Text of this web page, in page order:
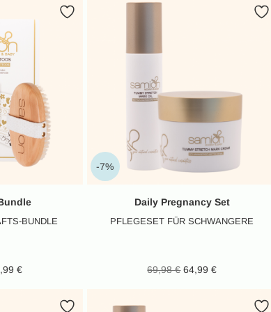
23,99 €.
63,99 €.
BUNDLE
Preis
€
70,99 €.
-7%
Daily Pregnancy Set
PFLEGESET FÜR SCHWANGERE
69,98€ Ursprünglicher Preis
64,99€
64,99 €.